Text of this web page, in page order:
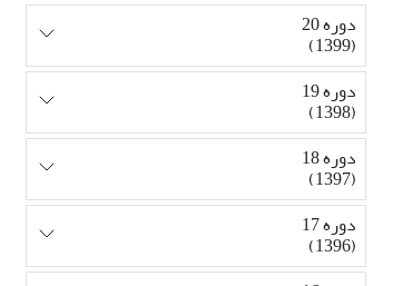
دوره 20
(1399)
دوره 19
(1398)
دوره 18
(1397)
دوره 17
(1396)